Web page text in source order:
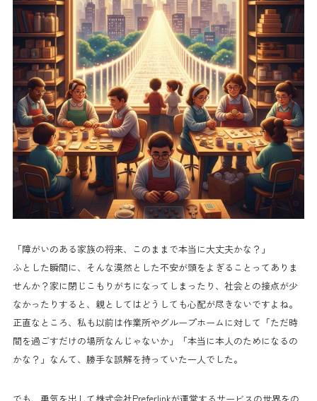
「障がいのある家族の将来、このままで本当に大丈夫かな？」
ふとした瞬間に、そんな漠然とした不安が頭をよぎることってありま
せんか？家に閉じこもりがちになってしまったり、社会との接点が少
なかったりすると、親としてはどうしても心配が尽きないですよね。
正直なところ、私も以前は作業所やグループホームに対して「ただ時
間を過ごすだけの場所なんじゃないか」「本当に本人のためになるの
かな？」なんて、勝手な誤解を持っていた一人でした。
でも、勇気を出して株式会社Preferlinkが運営するサービスの世界をの